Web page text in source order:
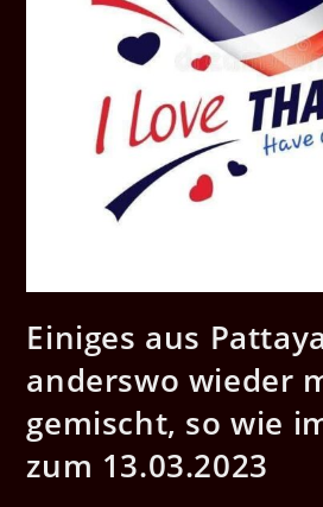
Einiges aus
anderswo wieder
gemischt, so wie
zum 13.03.2023